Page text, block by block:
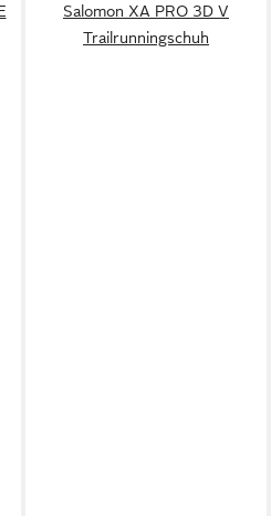
Salomon XA PRO 3D V
Trailrunningschuh